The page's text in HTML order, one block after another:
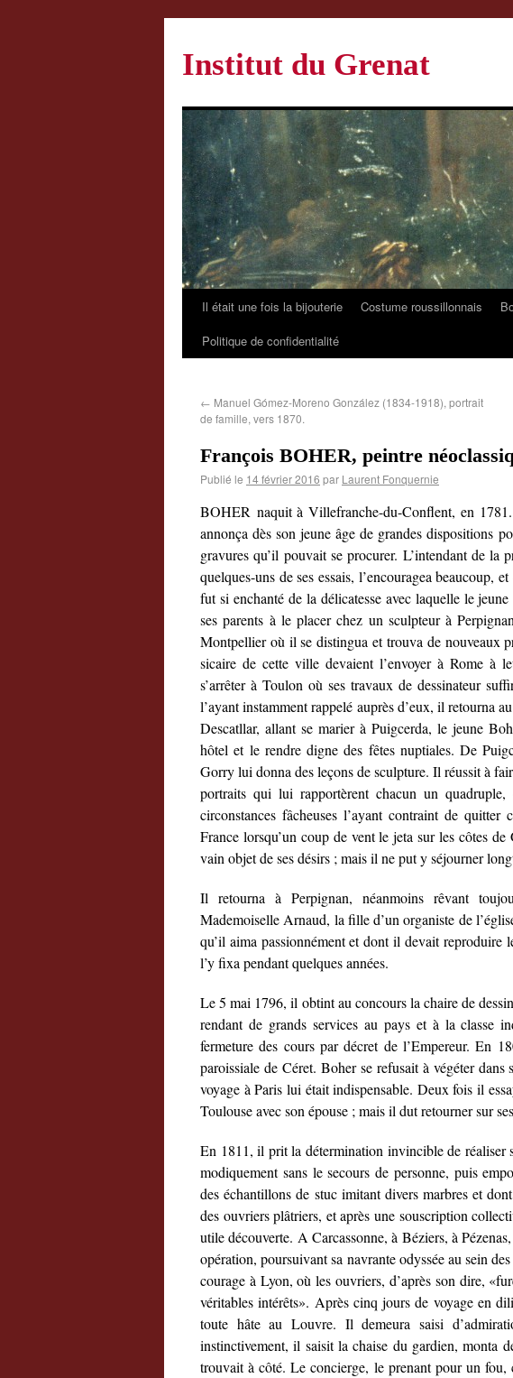
Institut du Grenat
Il était une fois la bijouterie Costume roussillonnais
Politique de confidentialité
← Manuel Gómez-Moreno González (1834-1918), portrait
de famille, vers 1870.
François BOHER, peintre
Publié le 14 février 2016 par Laurent Fonquernie
BOHER naquit à Villefranche-du-Conflent, en
annonça dès son jeune âge de grandes dispositions
gravures qu’il pouvait se procurer. L’intendant de la
quelques-uns de ses essais, l’encouragea beaucoup,
fut si enchanté de la délicatesse avec laquelle le
ses parents à le placer chez un sculpteur à
Montpellier où il se distingua et trouva de nouveaux
sicaire de cette ville devaient l’envoyer à Rome à
s’arrêter à Toulon où ses travaux de dessinateur
l’ayant instamment rappelé auprès d’eux, il retourna
Descatllar, allant se marier à Puigcerda, le jeune
hôtel et le rendre digne des fêtes nuptiales. De
Gorry lui donna des leçons de sculpture. Il réussit à
portraits qui lui rapportèrent chacun un quadruple,
circonstances fâcheuses l’ayant contraint de
France lorsqu’un coup de vent le jeta sur les côtes
vain objet de ses désirs ; mais il ne put y séjourner
Il retourna à Perpignan, néanmoins rêvant
Mademoiselle Arnaud, la fille d’un organiste de
qu’il aima passionnément et dont il devait
l’y fixa pendant quelques années.
Le 5 mai 1796, il obtint au concours la chaire de
rendant de grands services au pays et à la classe
fermeture des cours par décret de l’Empereur. En
paroissiale de Céret. Boher se refusait à végéter
voyage à Paris lui était indispensable. Deux fois il
Toulouse avec son épouse ; mais il dut retourner sur
En 1811, il prit la détermination invincible de
modiquement sans le secours de personne, puis
des échantillons de stuc imitant divers marbres et
des ouvriers plâtriers, et après une souscription
utile découverte. A Carcassonne, à Béziers, à
opération, poursuivant sa navrante odyssée au sein
courage à Lyon, où les ouvriers, d’après son dire,
véritables intérêts». Après cinq jours de voyage en
toute hâte au Louvre. Il demeura saisi
instinctivement, il saisit la chaise du gardien, monta
trouvait à côté. Le concierge, le prenant pour un